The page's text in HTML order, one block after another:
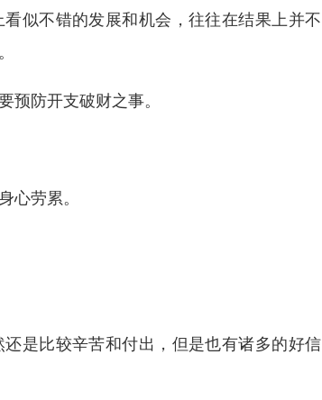
似不错的发展和机会，往往在结果上并不
预防开支破财之事。
心劳累。
是比较辛苦和付出，但是也有诸多的好信